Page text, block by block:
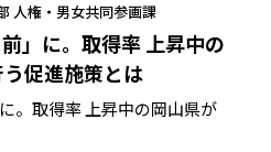
」に。取得率 上昇中の
促進施策とは
人権・男女共同参画課
。取得率 上昇中の岡山県が